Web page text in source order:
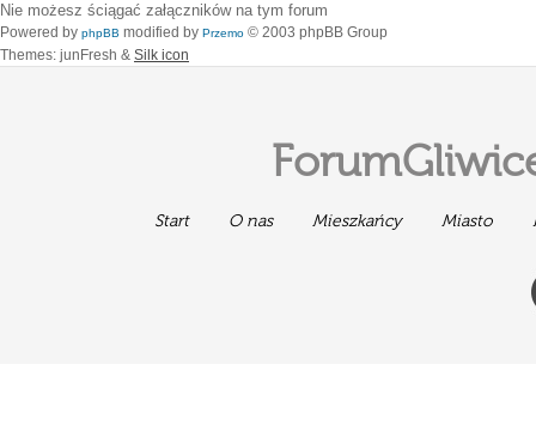
Nie możesz ściągać załączników na tym forum
Powered by phpBB modified by Przemo © 2003 phpBB Group
Themes: junFresh & Silk icon
Start O nas Mieszkańcy Miasto